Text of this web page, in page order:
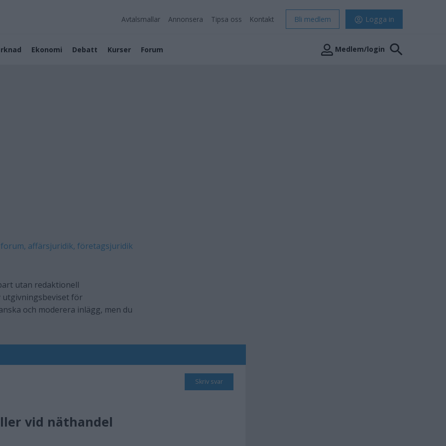
Avtalsmallar Annonsera Tipsa oss Kontakt Bli medlem Logga in
Ekonomi Debatt Kurser Forum Medlem/login
affärsjuridik, företagsjuridik
utan redaktionell
för
och moderera inlägg, men du
Skriv svar
vid näthandel